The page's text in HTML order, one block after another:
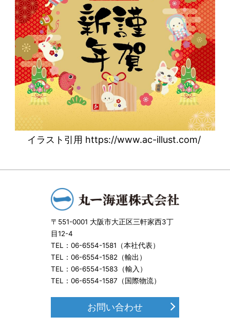
イラスト引用 https://www.ac-illust.com/
〒551-0001 大阪市大正区三軒家西3丁
目12-4
TEL： 06-6554-1581 （本社代表）
TEL： 06-6554-1582 （輸出）
TEL： 06-6554-1583 （輸入）
TEL： 06-6554-1587 （国際物流）
お問い合わせ